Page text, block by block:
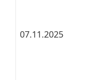
07.11.2025